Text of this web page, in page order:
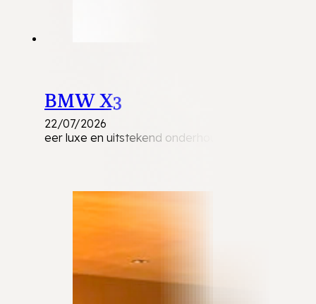
BMW X3
22/07/2026
eer luxe en uitstekend onderhouden BMW X3